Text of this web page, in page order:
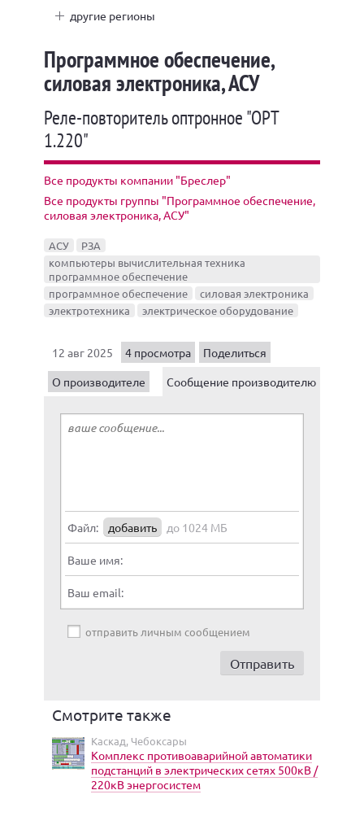
другие регионы
Программное обеспечение,
силовая электроника, АСУ
Реле-повторитель оптронное "ОРТ
1.220"
Все продукты компании "Бреслер"
Все продукты группы "Программное обеспечение,
силовая электроника, АСУ"
АСУ
РЗА
компьютеры вычислительная техника
программное обеспечение
программное обеспечение
силовая электроника
электротехника
электрическое оборудование
12 авг 2025 4 просмотра
Поделиться
О производителе
Сообщение производителю
Файл: добавить до 1024 МБ
Ваше имя:
Ваш email:
отправить личным сообщением
Смотрите также
Каскад, Чебоксары
Комплекс противоаварийной автоматики
подстанций в электрических сетях 500кВ /
220кВ энергосистем